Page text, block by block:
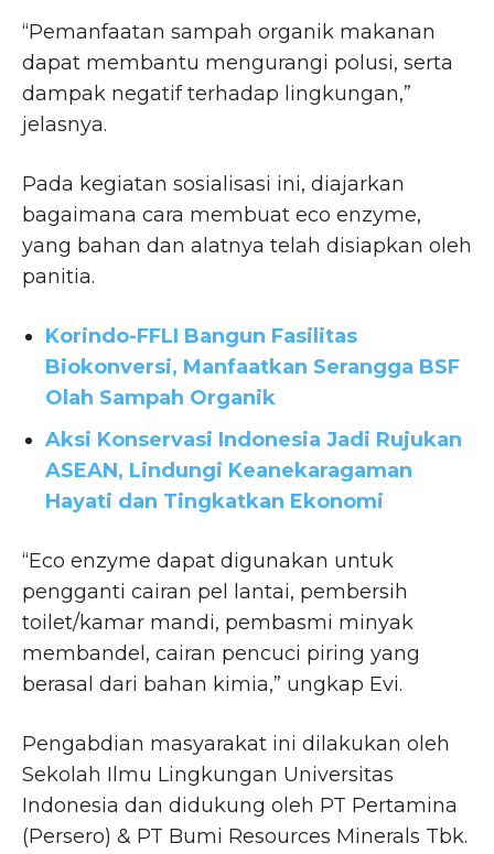
“Pemanfaatan sampah organik makanan
dapat membantu mengurangi polusi, serta
dampak negatif terhadap lingkungan,”
jelasnya.
Pada kegiatan sosialisasi ini, diajarkan
bagaimana cara membuat eco enzyme,
yang bahan dan alatnya telah disiapkan oleh
panitia.
Korindo-FFLI Bangun Fasilitas
Biokonversi, Manfaatkan Serangga BSF
Olah Sampah Organik
Aksi Konservasi Indonesia Jadi Rujukan
ASEAN, Lindungi Keanekaragaman
Hayati dan Tingkatkan Ekonomi
“Eco enzyme dapat digunakan untuk
pengganti cairan pel lantai, pembersih
toilet/kamar mandi, pembasmi minyak
membandel, cairan pencuci piring yang
berasal dari bahan kimia,” ungkap Evi.
Pengabdian masyarakat ini dilakukan oleh
Sekolah Ilmu Lingkungan Universitas
Indonesia dan didukung oleh PT Pertamina
(Persero) & PT Bumi Resources Minerals Tbk.